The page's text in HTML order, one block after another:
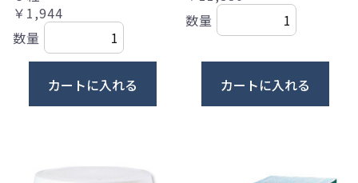
￥1,944
数量
カートに入れる
数量
カートに入れる